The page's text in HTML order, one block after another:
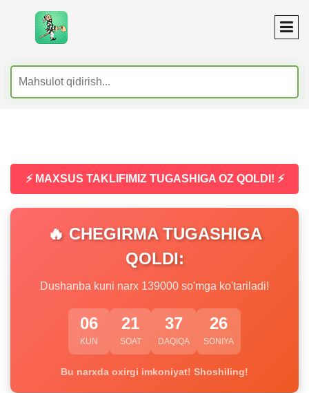
⚡ MAXSUS TAKLIFIMIZ TUGASHIGA OZ QOLDI! ⚡
🔥 CHEGIRMA TUGASHIGA
QOLDI:
Dushanba kuni narx 139000 so'mga ko'tariladi!
06
KUN
21
SOAT
37
DAQIQA
25
SONIYA
Bu narxda oxirgi imkoniyat! Shoshiling!